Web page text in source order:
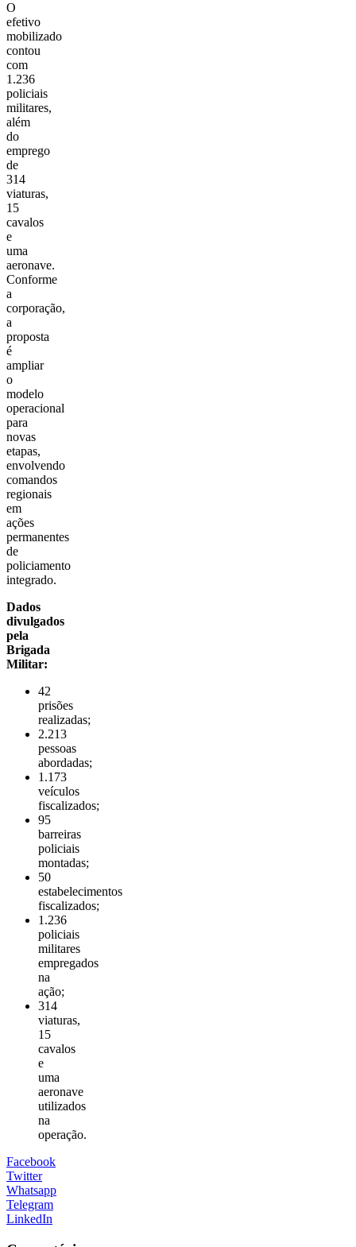
O
efetivo
mobilizado
contou
com
1.236
policiais
militares,
além
do
emprego
de
314
viaturas,
15
cavalos
e
uma
aeronave.
Conforme
a
corporação,
a
proposta
é
ampliar
o
modelo
operacional
para
novas
etapas,
envolvendo
comandos
regionais
em
ações
permanentes
de
policiamento
integrado.
Dados
divulgados
pela
Brigada
Militar:
42
prisões
realizadas;
2.213
pessoas
abordadas;
1.173
veículos
fiscalizados;
95
barreiras
policiais
montadas;
50
estabelecimentos
fiscalizados;
1.236
policiais
militares
empregados
na
ação;
314
viaturas,
15
cavalos
e
uma
aeronave
utilizados
na
operação.
Facebook
Twitter
Whatsapp
Telegram
LinkedIn